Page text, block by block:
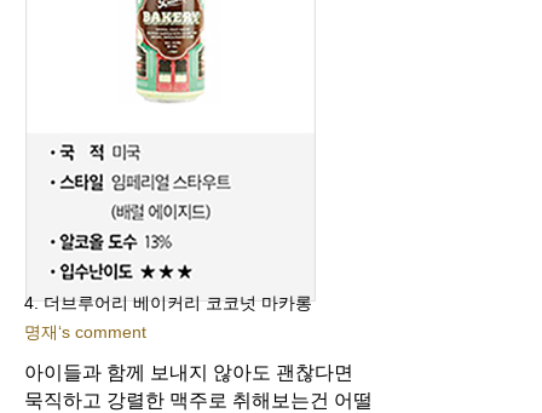
4. 더브루어리 베이커리 코코넛 마카롱
명재‘s comment
아이들과 함께 보내지 않아도 괜찮다면
묵직하고 강렬한 맥주로 취해보는건 어떨